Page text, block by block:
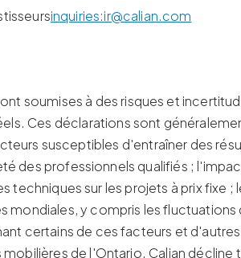
inquiries:ir@calian.com
soumises à des risques et
Ces déclarations sont
susceptibles d'entraîner des
des professionnels qualifiés ;
sur les projets à prix fixe ;
y compris les
certains de ces facteurs et
de l'Ontario. Calian